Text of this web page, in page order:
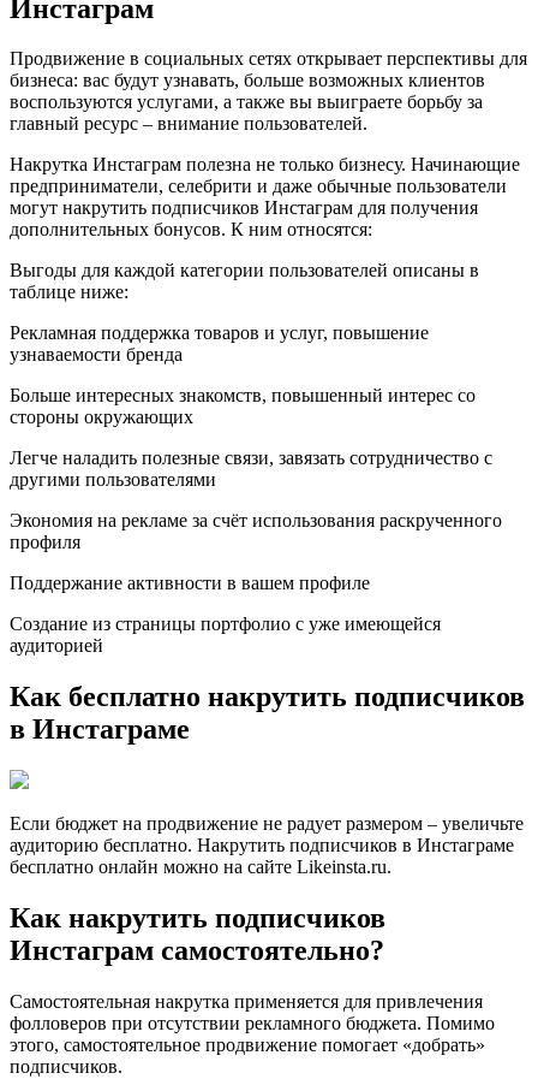
Инстаграм
Продвижение в социальных сетях открывает перспективы для
бизнеса: вас будут узнавать, больше возможных клиентов
воспользуются услугами, а также вы выиграете борьбу за
главный ресурс – внимание пользователей.
Накрутка Инстаграм полезна не только бизнесу. Начинающие
предприниматели, селебрити и даже обычные пользователи
могут накрутить подписчиков Инстаграм для получения
дополнительных бонусов. К ним относятся:
Выгоды для каждой категории пользователей описаны в
таблице ниже:
Рекламная поддержка товаров и услуг, повышение
узнаваемости бренда
Больше интересных знакомств, повышенный интерес со
стороны окружающих
Легче наладить полезные связи, завязать сотрудничество с
другими пользователями
Экономия на рекламе за счёт использования раскрученного
профиля
Поддержание активности в вашем профиле
Создание из страницы портфолио с уже имеющейся
аудиторией
Как бесплатно накрутить подписчиков
в Инстаграме
Если бюджет на продвижение не радует размером – увеличьте
аудиторию бесплатно. Накрутить подписчиков в Инстаграме
бесплатно онлайн можно на сайте Likeinsta.ru.
Как накрутить подписчиков
Инстаграм самостоятельно?
Самостоятельная накрутка применяется для привлечения
фолловеров при отсутствии рекламного бюджета. Помимо
этого, самостоятельное продвижение помогает «добрать»
подписчиков.